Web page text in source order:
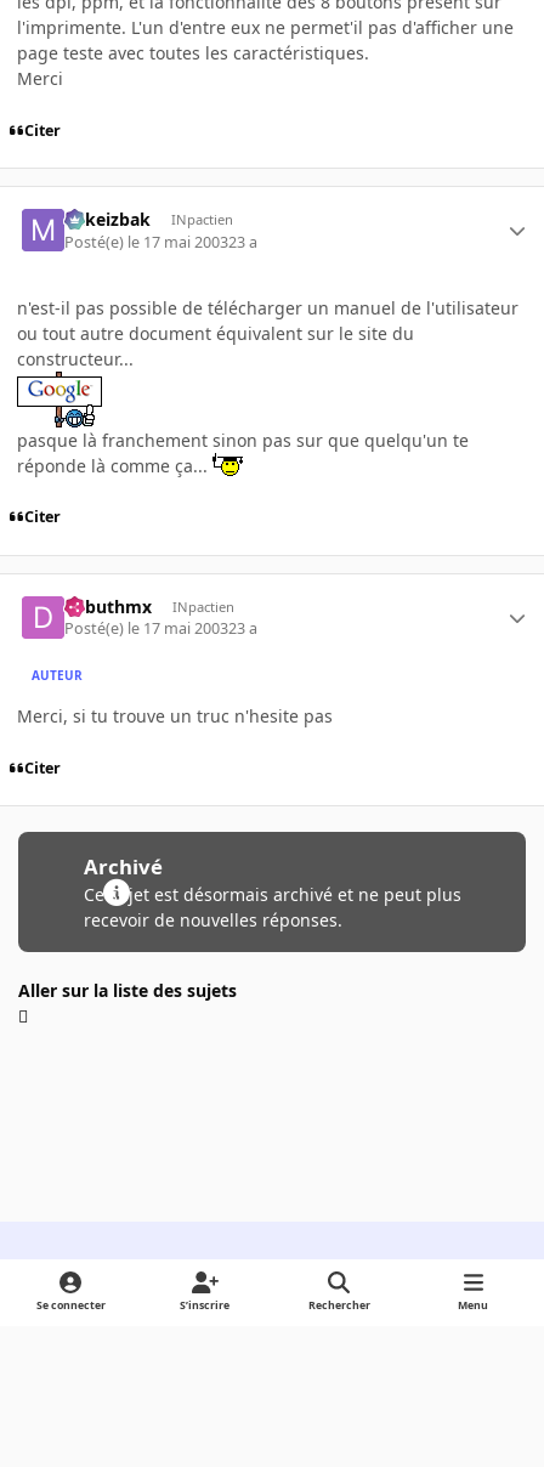
l'imprimente. L'un d'entre eux ne permet'il pas d'afficher une
page teste avec toutes les caractéristiques.
Merci
Citer
Mikeizbak INpactien
Posté(e) le 17 mai 200323 a
n'est-il pas possible de télécharger un manuel de l'utilisateur
ou tout autre document équivalent sur le site du
constructeur...
pasque là franchement sinon pas sur que quelqu'un te
réponde là comme ça...
Citer
debuthmx INpactien
Posté(e) le 17 mai 200323 a
AUTEUR
Merci, si tu trouve un truc n'hesite pas
Citer
Archivé
Ce sujet est désormais archivé et ne peut plus
recevoir de nouvelles réponses.
Aller sur la liste des sujets
Light ModeDark ModeSystem Preference
Se connecter S’inscrire Rechercher Menu